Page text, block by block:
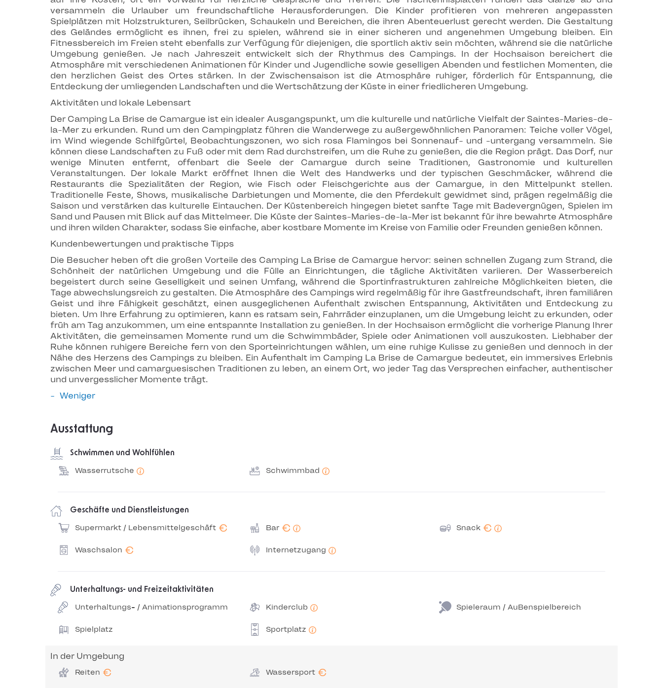
versammeln die Urlauber um freundschaftliche Herausforderungen. Die Kinder profitieren von mehreren angepassten
Spielplätzen mit Holzstrukturen, Seilbrücken, Schaukeln und Bereichen, die ihren Abenteuerlust gerecht werden. Die Gestaltung
des Geländes ermöglicht es ihnen, frei zu spielen, während sie in einer sicheren und angenehmen Umgebung bleiben. Ein
Fitnessbereich im Freien steht ebenfalls zur Verfügung für diejenigen, die sportlich aktiv sein möchten, während sie die natürliche
Umgebung genießen. Je nach Jahreszeit entwickelt sich der Rhythmus des Campings. In der Hochsaison bereichert die
Atmosphäre mit verschiedenen Animationen für Kinder und Jugendliche sowie geselligen Abenden und festlichen Momenten, die
den herzlichen Geist des Ortes stärken. In der Zwischensaison ist die Atmosphäre ruhiger, förderlich für Entspannung, die
Entdeckung der umliegenden Landschaften und die Wertschätzung der Küste in einer friedlicheren Umgebung.
Aktivitäten und lokale Lebensart
Der Camping La Brise de Camargue ist ein idealer Ausgangspunkt, um die kulturelle und natürliche Vielfalt der Saintes-Maries-de-
la-Mer zu erkunden. Rund um den Campingplatz führen die Wanderwege zu außergewöhnlichen Panoramen: Teiche voller Vögel,
im Wind wiegende Schilfgürtel, Beobachtungszonen, wo sich rosa Flamingos bei Sonnenauf- und -untergang versammeln. Sie
können diese Landschaften zu Fuß oder mit dem Rad durchstreifen, um die Ruhe zu genießen, die die Region prägt. Das Dorf, nur
wenige Minuten entfernt, offenbart die Seele der Camargue durch seine Traditionen, Gastronomie und kulturellen
Veranstaltungen. Der lokale Markt eröffnet Ihnen die Welt des Handwerks und der typischen Geschmäcker, während die
Restaurants die Spezialitäten der Region, wie Fisch oder Fleischgerichte aus der Camargue, in den Mittelpunkt stellen.
Traditionelle Feste, Shows, musikalische Darbietungen und Momente, die den Pferdekult gewidmet sind, prägen regelmäßig die
Saison und verstärken das kulturelle Eintauchen. Der Küstenbereich hingegen bietet sanfte Tage mit Badevergnügen, Spielen im
Sand und Pausen mit Blick auf das Mittelmeer. Die Küste der Saintes-Maries-de-la-Mer ist bekannt für ihre bewahrte Atmosphäre
und ihren wilden Charakter, sodass Sie einfache, aber kostbare Momente im Kreise von Familie oder Freunden genießen können.
Kundenbewertungen und praktische Tipps
Die Besucher heben oft die großen Vorteile des Camping La Brise de Camargue hervor: seinen schnellen Zugang zum Strand, die
Schönheit der natürlichen Umgebung und die Fülle an Einrichtungen, die tägliche Aktivitäten variieren. Der Wasserbereich
begeistert durch seine Geselligkeit und seinen Umfang, während die Sportinfrastrukturen zahlreiche Möglichkeiten bieten, die
Tage abwechslungsreich zu gestalten. Die Atmosphäre des Campings wird regelmäßig für ihre Gastfreundschaft, ihren familiären
Geist und ihre Fähigkeit geschätzt, einen ausgeglichenen Aufenthalt zwischen Entspannung, Aktivitäten und Entdeckung zu
bieten. Um Ihre Erfahrung zu optimieren, kann es ratsam sein, Fahrräder einzuplanen, um die Umgebung leicht zu erkunden, oder
früh am Tag anzukommen, um eine entspannte Installation zu genießen. In der Hochsaison ermöglicht die vorherige Planung Ihrer
Aktivitäten, die gemeinsamen Momente rund um die Schwimmbäder, Spiele oder Animationen voll auszukosten. Liebhaber der
Ruhe können ruhigere Bereiche fern von den Sporteinrichtungen wählen, um eine ruhige Kulisse zu genießen und dennoch in der
Nähe des Herzens des Campings zu bleiben. Ein Aufenthalt im Camping La Brise de Camargue bedeutet, ein immersives Erlebnis
zwischen Meer und camarguesischen Traditionen zu leben, an einem Ort, wo jeder Tag das Versprechen einfacher, authentischer
und unvergesslicher Momente trägt.
Weniger
Ausstattung
Schwimmen und Wohlfühlen
Wasserrutsche Schwimmbad
Geschäfte und Dienstleistungen
Supermarkt / Lebensmittelgeschäft € Bar € Snack €
Waschsalon € Internetzugang
Unterhaltungs- und Freizeitaktivitäten
Unterhaltungs- / Animationsprogramm Kinderclub Spieleraum / AuBenspielbereich
Spielplatz Sportplatz
In der Umgebung
Reiten € Wassersport €